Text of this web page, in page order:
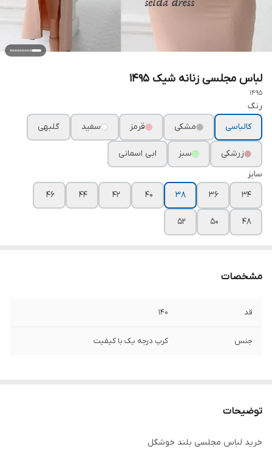
لباس مجلسی زنانه شیک ۱۴۹۵
1495
رنگ
کالباسی
مشکی قرمز سفید گلبهی
زرشکی سبز
ابی اسمانی
سایز
۳۴
۳۶ ۳۸ ۴۰ ۴۲ ۴۴ ۴۶
۴۸ ۵۰ ۵۲
مشخصات
قد ۱۴۰
جنس کرپ درجه یک با کیفیت
توضیحات
خرید لباس مجلسی بلند خوشگل